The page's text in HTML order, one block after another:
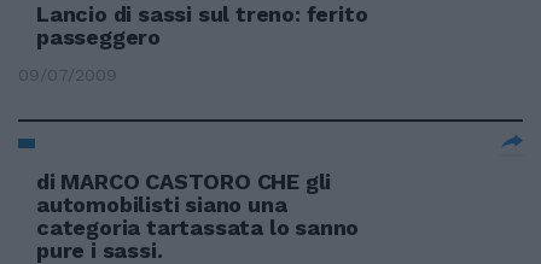
Lancio di sassi sul treno: ferito
passeggero
09/07/2009
di MARCO CASTORO CHE gli
automobilisti siano una
categoria tartassata lo sanno
pure i sassi.